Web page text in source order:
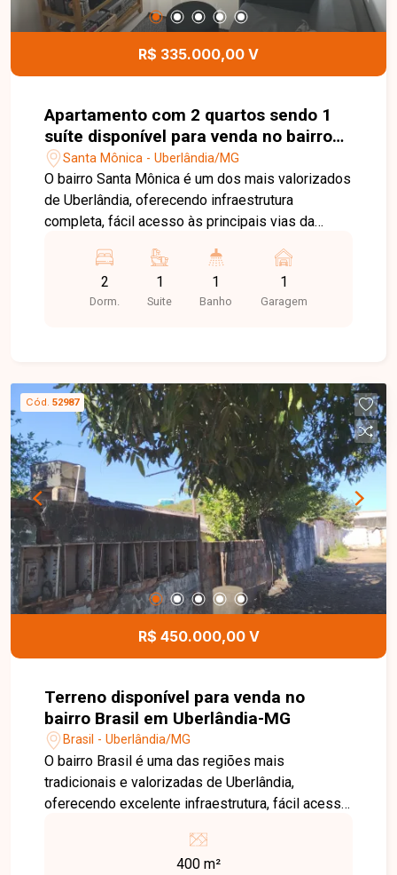
R$ 335.000,00 V
Apartamento com 2 quartos sendo 1
suíte disponível para venda no bairro
Santa Mônica em Uberlândia-MG
Santa Mônica - Uberlândia/MG
O bairro Santa Mônica é um dos mais valorizados
de Uberlândia, oferecendo infraestrutura
completa, fácil acesso às principais vias da
supermercados, escolas, farmácias e diversos
comércios. Uma excelente localização para quem
busca praticidade, conforto e qualidade de vida.
de área privativa, localizado no Edifício Belize,
com ambientes bem distribuídos e funcionais. O
condomínio conta com elevador, proporcionando
mais comodidade e acessibilidade aos
moradores. Entre em contato com a Delta
Imóveis e agende sua visita. Nossa equipe está
pronta para apresentar todos os detalhes deste
imóvel e ajudar você a encontrar a oportunidade
ideal para morar ou investir.
2
Dorm.
1
Suite
1
Banho
1
Garagem
Cód. 52987
R$ 450.000,00 V
Terreno disponível para venda no
bairro Brasil em Uberlândia-MG
Brasil - Uberlândia/MG
O bairro Brasil é uma das regiões mais
tradicionais e valorizadas de Uberlândia,
oferecendo excelente infraestrutura, fácil acesso
com supermercados, escolas, farmácias,
hospitais, restaurantes e diversos serviços. Uma
400 m²